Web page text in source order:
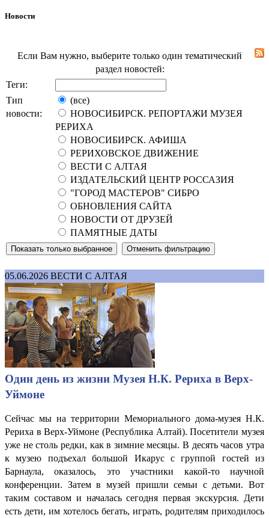
Новости
Если Вам нужно, выберите только один тематический
раздел новостей:
Теги:
Тип
новости:
(все)
НОВОСИБИРСК. РЕПОРТАЖИ МУЗЕЯ
РЕРИХА
НОВОСИБИРСК. АФИША
РЕРИХОВСКОЕ ДВИЖЕНИЕ
ВЕСТИ С АЛТАЯ
ИЗДАТЕЛЬСКИЙ ЦЕНТР РОССАЗИЯ
"ГОРОД МАСТЕРОВ" СИБРО
ОБНОВЛЕНИЯ САЙТА
НОВОСТИ ОТ ДРУЗЕЙ
ПАМЯТНЫЕ ДАТЫ
05.06.2026 ВЕСТИ С АЛТАЯ
Один день из жизни Музея Н.К. Рериха в Верх-
Уймоне
Сейчас мы на территории Мемориального дома-музея Н.К.
Рериха в Верх-Уймоне (Республика Алтай). Посетители музея
уже не столь редки, как в зимние месяцы. В десять часов утра
к музею подъехал большой Икарус с группой гостей из
Барнаула, оказалось, это участники какой-то научной
конференции. Затем в музей пришли семьи с детьми. Вот
таким составом и началась сегодня первая экскурсия. Дети
есть дети, им хотелось бегать, играть, родителям приходилось